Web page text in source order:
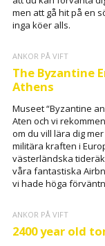
men att gå hit på en
inga köer alls.
ANKOR PÅ VIFT
The Byzantine
Athens
Museet “Byzantine
Aten och vi
om du vill lära dig
militära kraften i
västerländska
våra fantastiska
vi hade höga
ANKOR PÅ VIFT
2400 year old